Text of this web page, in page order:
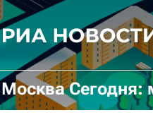
Москва Сегодня: